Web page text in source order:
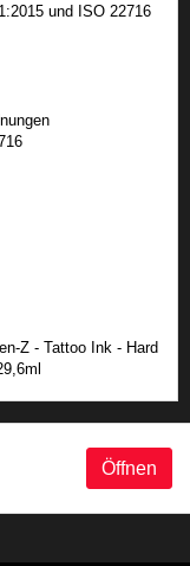
und ISO 22716
Z - Tattoo Ink - Hard
Öffnen